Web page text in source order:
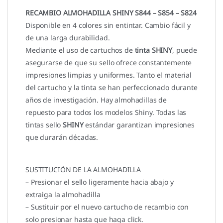
RECAMBIO ALMOHADILLA SHINY S844 – S854 – S824
Disponible en 4 colores sin entintar. Cambio fácil y
de una larga durabilidad.
Mediante el uso de cartuchos de tinta SHINY, puede
asegurarse de que su sello ofrece constantemente
impresiones limpias y uniformes. Tanto el material
del cartucho y la tinta se han perfeccionado durante
años de investigación. Hay almohadillas de
repuesto para todos los modelos Shiny. Todas las
tintas selloSHINYestándar garantizan impresiones
que durarán décadas.
SUSTITUCIÓN DE LA ALMOHADILLA
– Presionar el sello ligeramente hacia abajo y
extraiga la almohadilla
– Sustituir por el nuevo cartucho de recambio con
solo presionar hasta que haga click.